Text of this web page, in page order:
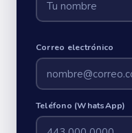
Correo electrónico
Teléfono (WhatsApp)